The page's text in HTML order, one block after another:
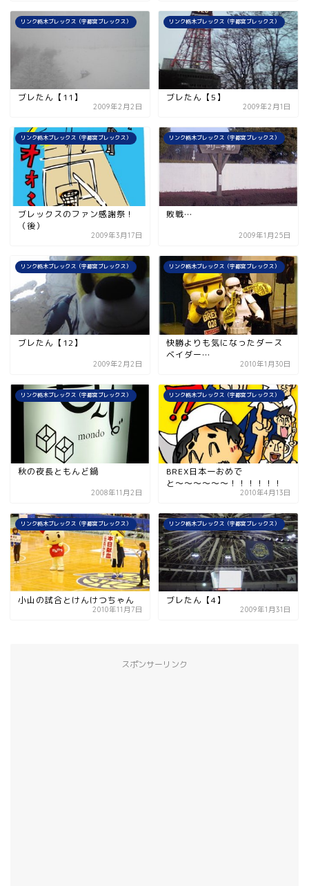
リンク栃木ブレックス（宇都宮ブレックス）
ブレたん【11】
2009年2月2日
リンク栃木ブレックス（宇都宮ブレックス）
ブレたん【5】
2009年2月1日
リンク栃木ブレックス（宇都宮ブレックス）
ブレックスのファン感謝祭！
（後）
2009年3月17日
リンク栃木ブレックス（宇都宮ブレックス）
敗戦…
2009年1月25日
リンク栃木ブレックス（宇都宮ブレックス）
ブレたん【12】
2009年2月2日
リンク栃木ブレックス（宇都宮ブレックス）
快勝よりも気になったダース
ベイダー…
2010年1月30日
リンク栃木ブレックス（宇都宮ブレックス）
秋の夜長ともんど鍋
2008年11月2日
リンク栃木ブレックス（宇都宮ブレックス）
BREX日本一おめで
と〜〜〜〜〜〜！！！！！！
2010年4月13日
リンク栃木ブレックス（宇都宮ブレックス）
小山の試合とけんけつちゃん
2010年11月7日
リンク栃木ブレックス（宇都宮ブレックス）
ブレたん【4】
2009年1月31日
スポンサーリンク